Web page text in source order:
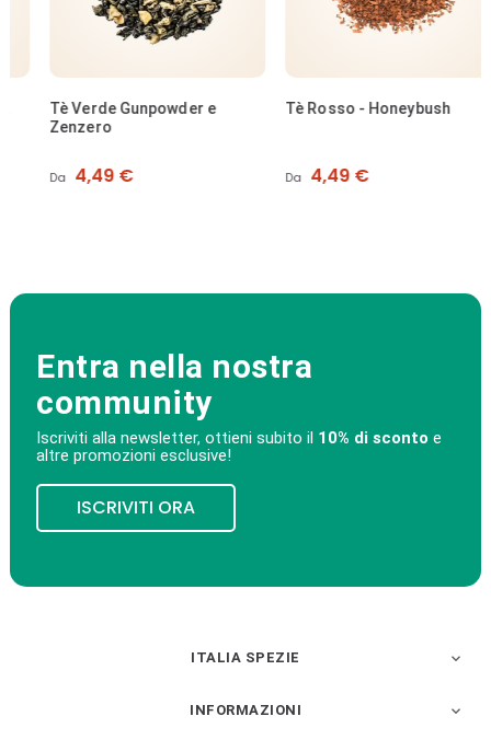
Tè Verde Gunpowder e
Zenzero
Prezzo
4,49 €
Tè Rosso - Honeybush
Prezzo
4,49 €
Entra nella nostra
community
Iscriviti alla newsletter, ottieni subito il 10% di sconto e
altre promozioni esclusive!
ISCRIVITI ORA
ITALIA SPEZIE 
INFORMAZIONI 